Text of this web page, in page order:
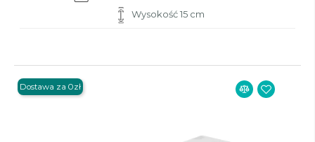
Wysokość 15 cm
Dostawa za 0zł